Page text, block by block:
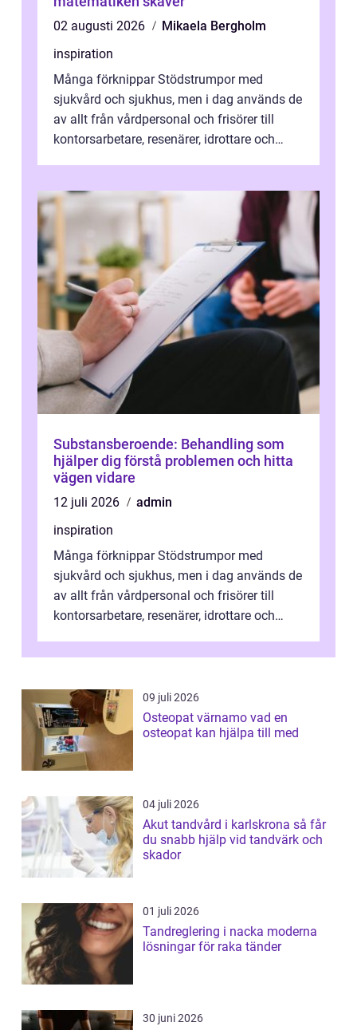
02 augusti 2026
Mikaela Bergholm
inspiration
Många förknippar Stödstrumpor med
sjukvård och sjukhus, men i dag används de
av allt från vårdpersonal och frisörer till
kontorsarbetare, resenärer, idrottare och
Substansberoende: Behandling som
hjälper dig förstå problemen och hitta
vägen vidare
12 juli 2026
admin
inspiration
Många förknippar Stödstrumpor med
sjukvård och sjukhus, men i dag används de
av allt från vårdpersonal och frisörer till
kontorsarbetare, resenärer, idrottare och
09 juli 2026
Osteopat värnamo vad en
osteopat kan hjälpa till med
04 juli 2026
Akut tandvård i karlskrona så får
du snabb hjälp vid tandvärk och
skador
01 juli 2026
Tandreglering i nacka moderna
lösningar för raka tänder
30 juni 2026